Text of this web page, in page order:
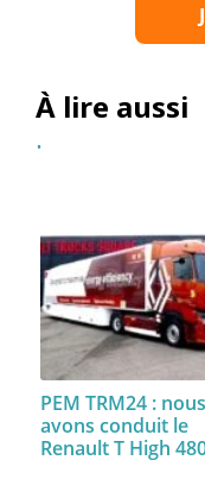
À lire aussi
PEM TRM24 : nous
avons conduit le
Renault T High